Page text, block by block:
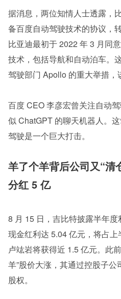
据消息，两位知情人士透露，
备百度自动驾驶技术的协议，
比亚迪最初于 2022 年 3 月同
技术，包括导航和自动泊车。
驾驶部门 Apollo 的重大举措，
百度 CEO 李彦宏曾关注自动
似 ChatGPT 的聊天机器人。
驾驶是一个巨大打击。
羊了个羊背后公司又“清
分红 5 亿
8 月 15 日，吉比特披露半年
现金红利达 5.04 亿元，将占
卢竑岩将获得近 1.5 亿元。此
羊”股价大涨，其通过控股子
股权。